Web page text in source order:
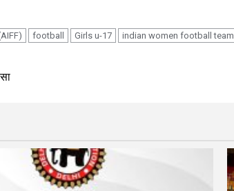
football Girls u-17 indian women football team